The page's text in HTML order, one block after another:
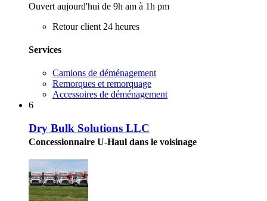
Ouvert aujourd'hui de 9h am à 1h pm
Retour client 24 heures
Services
Camions de déménagement
Remorques et remorquage
Accessoires de déménagement
6
Dry Bulk Solutions LLC
Concessionnaire U-Haul dans le voisinage